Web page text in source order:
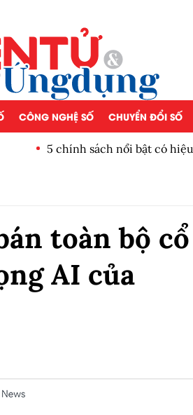
CÔNG NGHỆ SỐ CHUYỂN ĐỔI SỐ
5 chính sách nổi bật có
toàn bộ cổ
AI của